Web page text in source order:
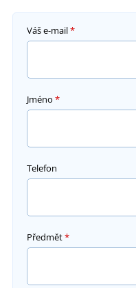
Váš e-mail*
Jméno *
Telefon
Předmět*